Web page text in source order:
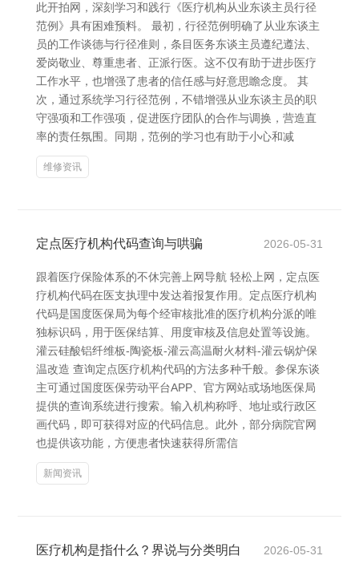
此开拍网，深刻学习和践行《医疗机构从业东谈主员行径
范例》具有困难预料。 最初，行径范例明确了从业东谈主
员的工作谈德与行径准则，条目医务东谈主员遵纪遵法、
爱岗敬业、尊重患者、正派行医。这不仅有助于进步医疗
工作水平，也增强了患者的信任感与好意思瞻念度。 其
次，通过系统学习行径范例，不错增强从业东谈主员的职
守强项和工作强项，促进医疗团队的合作与调换，营造直
率的责任氛围。同期，范例的学习也有助于小心和减
维修资讯
定点医疗机构代码查询与哄骗 2026-05-31
跟着医疗保险体系的不休完善上网导航 轻松上网，定点医
疗机构代码在医支执理中发达着报复作用。定点医疗机构
代码是国度医保局为每个经审核批准的医疗机构分派的唯
独标识码，用于医保结算、用度审核及信息处置等设施。
灌云硅酸铝纤维板-陶瓷板-灌云高温耐火材料-灌云锅炉保
温改造 查询定点医疗机构代码的方法多种千般。参保东谈
主可通过国度医保劳动平台APP、官方网站或场地医保局
提供的查询系统进行搜索。输入机构称呼、地址或行政区
画代码，即可获得对应的代码信息。此外，部分病院官网
也提供该功能，方便患者快速获得所需信
新闻资讯
医疗机构是指什么？界说与分类明白 2026-05-31